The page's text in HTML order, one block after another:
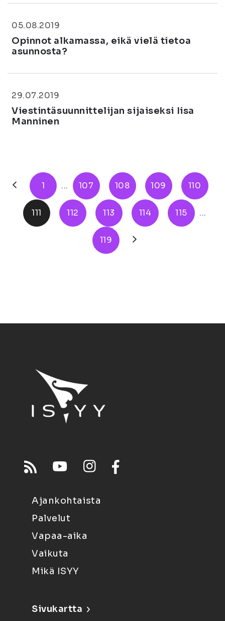
05.08.2019
Opinnot alkamassa, eikä vielä tietoa
asunnosta?
29.07.2019
Viestintäsuunnittelijan sijaiseksi Iisa
Manninen
1 ... 107 108 109 110
111 112 113 114 115 ...
119
Ajankohtaista
Palvelut
Vapaa-aika
Vaikuta
Mikä ISYY
Sivukartta